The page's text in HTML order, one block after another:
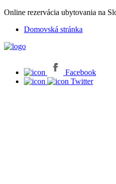
Online rezervácia ubytovania na
Domovská stránka
Facebook
Twitter